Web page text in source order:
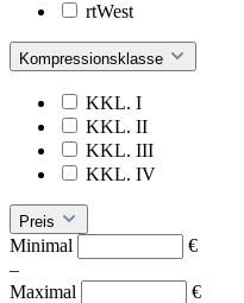
rtWest
Kompressionsklasse
KKL. I
KKL. II
KKL. III
KKL. IV
Preis
Minimal
€
–
Maximal
€